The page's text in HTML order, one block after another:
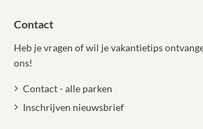
Contact
Heb je vragen of wil je vakantietips
ons!
Contact - alle parken
Inschrijven nieuwsbrief